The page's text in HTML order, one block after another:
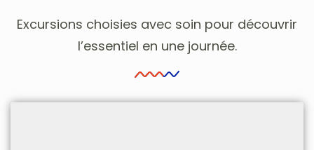
Excursions choisies avec soin pour découvrir
l’essentiel en une journée.